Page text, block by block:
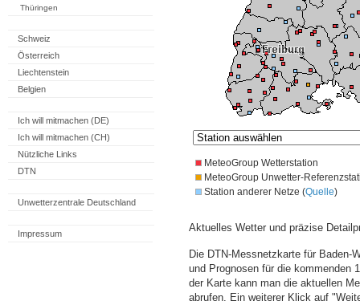
Thüringen
Schweiz
Österreich
Liechtenstein
Belgien
Ich will mitmachen (DE)
Ich will mitmachen (CH)
Nützliche Links
DTN
Unwetterzentrale Deutschland
Impressum
MeteoGroup Wetterstation
MeteoGroup Unwetter-
Station anderer Netze (Quelle)
Aktuelles Wetter und präzise
Die DTN-Messnetzkarte für Baden-
und Prognosen für die kommenden
der Karte kann man die aktuellen
abrufen. Ein weiterer Klick auf